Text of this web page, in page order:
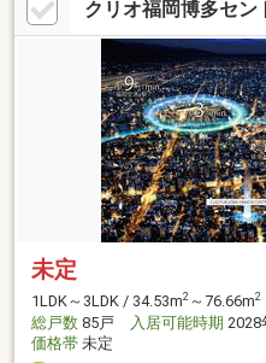
クリオ福岡博多セ
未定
1LDK～3LDK / 34.53m2 ～76.66m2
総戸数 85戸 入居可能時期 2028
価格帯 未定